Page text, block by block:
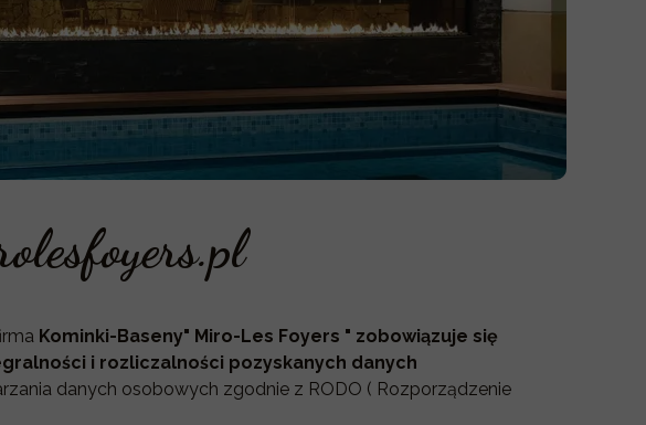
Kominki-Baseny" Miro-Les Foyers " zobowiązuje się
i rozliczalności pozyskanych danych
danych osobowych zgodnie z RODO ( Rozporządzenie